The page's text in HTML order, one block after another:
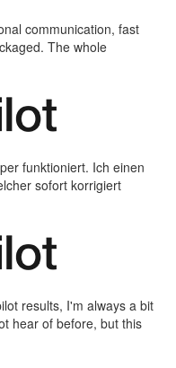
communication, fast
The whole
funktioniert. Ich einen
sofort korrigiert
results, I'm always a bit
hear of before, but this